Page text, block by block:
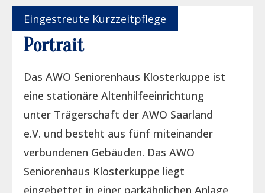
Eingestreute Kurzzeitpflege
Portrait
Das AWO Seniorenhaus Klosterkuppe ist
eine stationäre Altenhilfeeinrichtung
unter Trägerschaft der AWO Saarland
e.V. und besteht aus fünf miteinander
verbundenen Gebäuden. Das AWO
Seniorenhaus Klosterkuppe liegt
eingebettet in einer parkähnlichen Anlage